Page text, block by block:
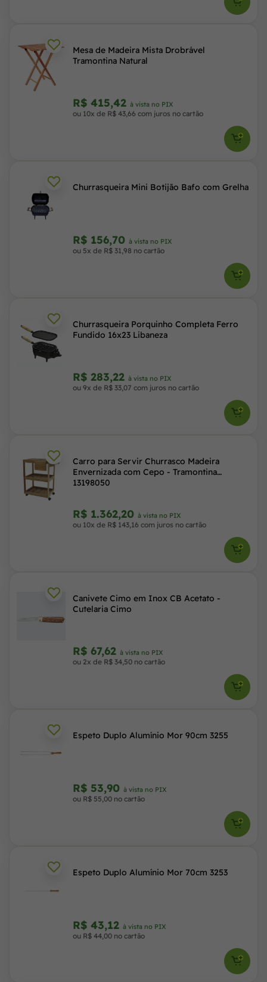
Mesa de Madeira Mista Drobrável
Tramontina Natural
R$ 415,42 à vista no PIX
ou 10x de R$ 43,66 com juros no cartão
Churrasqueira Mini Botijão Bafo com Grelha
R$ 156,70 à vista no PIX
ou 5x de R$ 31,98 no cartão
Churrasqueira Porquinho Completa Ferro
Fundido 16x23 Libaneza
R$ 283,22 à vista no PIX
ou 9x de R$ 33,07 com juros no cartão
Carro para Servir Churrasco Madeira
Envernizada com Cepo - Tramontina
13198050
R$ 1.362,20 à vista no PIX
ou 10x de R$ 143,16 com juros no cartão
Canivete Cimo em Inox CB Acetato -
Cutelaria Cimo
R$ 67,62 à vista no PIX
ou 2x de R$ 34,50 no cartão
Espeto Duplo Alumínio Mor 90cm 3255
R$ 53,90 à vista no PIX
ou R$ 55,00 no cartão
Espeto Duplo Alumínio Mor 70cm 3253
R$ 43,12 à vista no PIX
ou R$ 44,00 no cartão